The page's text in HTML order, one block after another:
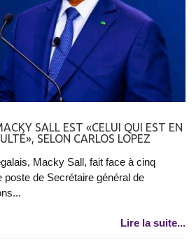
SALL EST «CELUI QUI EST EN
SELON CARLOS LOPEZ
Macky Sall, fait face à cinq
poste de Secrétaire général de
Lire la suite...